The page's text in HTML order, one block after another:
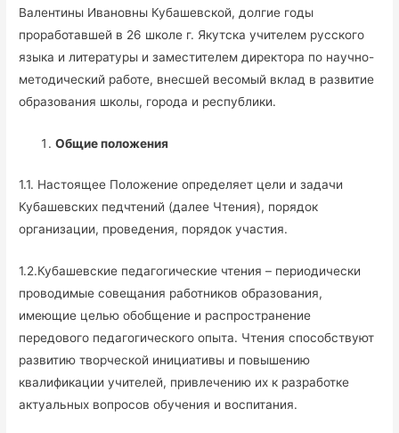
Валентины Ивановны Кубашевской, долгие годы
проработавшей в 26 школе г. Якутска учителем русского
языка и литературы и заместителем директора по научно-
методический работе, внесшей весомый вклад в развитие
образования школы, города и республики.
Общие положения
1.1. Настоящее Положение определяет цели и задачи
Кубашевских педчтений (далее Чтения), порядок
организации, проведения, порядок участия.
1.2.Кубашевские педагогические чтения – периодически
проводимые совещания работников образования,
имеющие целью обобщение и распространение
передового педагогического опыта. Чтения способствуют
развитию творческой инициативы и повышению
квалификации учителей, привлечению их к разработке
актуальных вопросов обучения и воспитания.